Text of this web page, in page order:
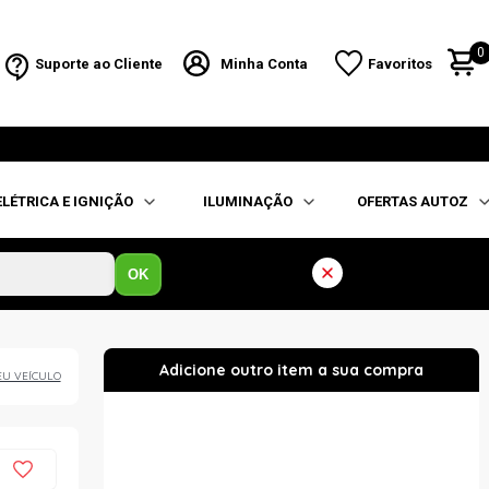
Suporte ao Cliente Minha Conta Favoritos
0
E IGNIÇÃO ILUMINAÇÃO OFERTAS AUTOZ
OK
VEÍCULO